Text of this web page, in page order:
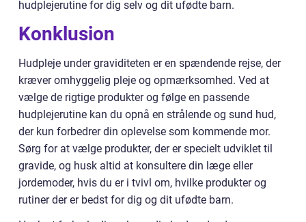
hudplejerutine for dig selv og dit ufødte barn.
Konklusion
Hudpleje under graviditeten er en spændende rejse, der
kræver omhyggelig pleje og opmærksomhed. Ved at
vælge de rigtige produkter og følge en passende
hudplejerutine kan du opnå en strålende og sund hud,
der kun forbedrer din oplevelse som kommende mor.
Sørg for at vælge produkter, der er specielt udviklet til
gravide, og husk altid at konsultere din læge eller
jordemoder, hvis du er i tvivl om, hvilke produkter og
rutiner der er bedst for dig og dit ufødte barn.